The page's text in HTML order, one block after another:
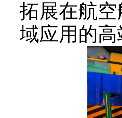
拓展在航
域应用的